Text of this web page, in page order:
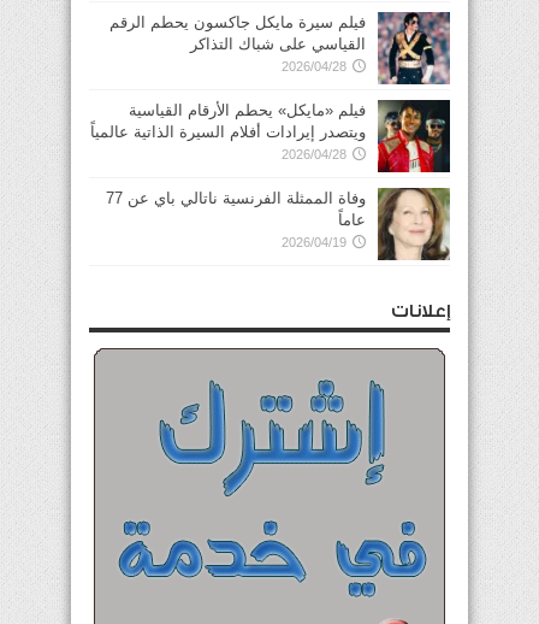
فيلم سيرة مايكل جاكسون يحطم الرقم
القياسي على شباك التذاكر
2026/04/28
فيلم «مايكل» يحطم الأرقام القياسية
ويتصدر إيرادات أفلام السيرة الذاتية عالمياً
2026/04/28
وفاة الممثلة الفرنسية ناتالي باي عن 77
عاماً
2026/04/19
إعلانات